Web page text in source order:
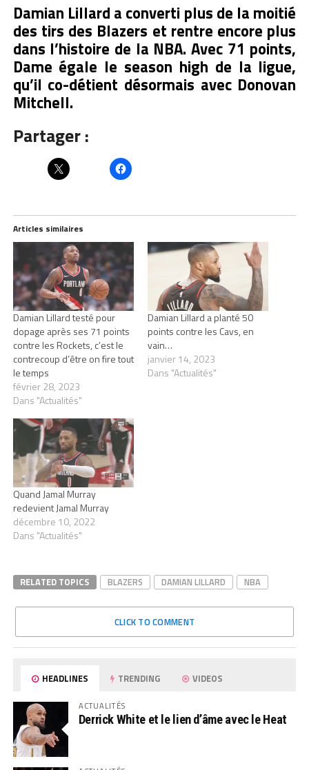
Damian Lillard a converti plus de la moitié
des tirs des Blazers et rentre encore plus
dans l’histoire de la NBA. Avec 71 points,
Dame égale le season high de la ligue,
qu’il co-détient désormais avec Donovan
Mitchell.
Partager :
Articles similaires
Damian Lillard testé pour
dopage après ses 71 points
contre les Rockets, c’est le
contrecoup d’être on fire tout
le temps
février 28, 2023
Dans "Actualités"
Damian Lillard a planté 50
points contre les Cavs, en
vain…
janvier 14, 2023
Dans "Actualités"
Quand Jamal Murray
redevient Jamal Murray
décembre 10, 2022
Dans "Actualités"
RELATED TOPICS BLAZERS DAMIAN LILLARD NBA
CLICK TO COMMENT
HEADLINES TRENDING VIDEOS
ACTUALITÉS
Derrick White et le lien d’âme avec le Heat